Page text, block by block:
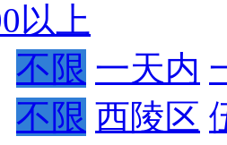
以上
不限 一天内
不限 西陵区